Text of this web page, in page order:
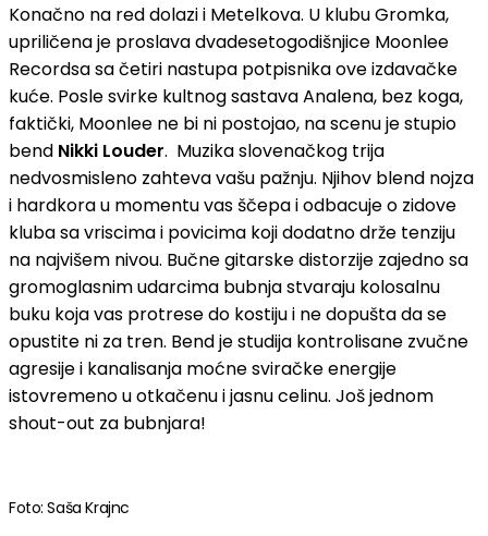
Konačno na red dolazi i Metelkova. U klubu Gromka,
upriličena je proslava dvadesetogodišnjice Moonlee
Recordsa sa četiri nastupa potpisnika ove izdavačke
kuće. Posle svirke kultnog sastava Analena, bez koga,
faktički, Moonlee ne bi ni postojao, na scenu je stupio
bend Nikki Louder. Muzika slovenačkog trija
nedvosmisleno zahteva vašu pažnju. Njihov blend nojza
i hardkora u momentu vas ščepa i odbacuje o zidove
kluba sa vriscima i povicima koji dodatno drže tenziju
na najvišem nivou. Bučne gitarske distorzije zajedno sa
gromoglasnim udarcima bubnja stvaraju kolosalnu
buku koja vas protrese do kostiju i ne dopušta da se
opustite ni za tren. Bend je studija kontrolisane zvučne
agresije i kanalisanja moćne sviračke energije
istovremeno u otkačenu i jasnu celinu. Još jednom
shout-out za bubnjara!
Foto: Saša Krajnc